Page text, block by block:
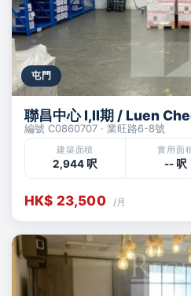
屯門
聯昌中心 I,II期 / Luen
編號 C0860707 · 業旺路6-8號
建築面積
2,944 呎
實用面
-- 呎
HK$ 23,500 /月